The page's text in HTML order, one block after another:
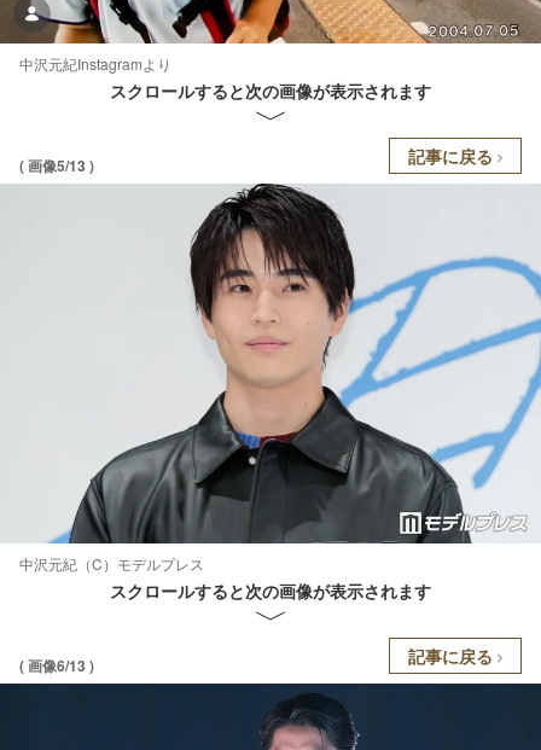
中沢元紀Instagramより
スクロールすると次の画像が表示されます
( 画像5/13 ) 記事に戻る
中沢元紀（C）モデルプレス
スクロールすると次の画像が表示されます
( 画像6/13 ) 記事に戻る